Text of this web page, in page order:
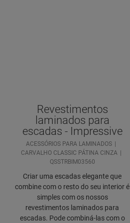
Revestimentos
laminados para
escadas - Impressive
ACESSÓRIOS PARA LAMINADOS
CARVALHO CLASSIC PÁTINA CINZA
QSSTRBIM03560
Criar uma escadas elegante que
combine com o resto do seu interior é
simples com os nossos
revestimentos laminados para
escadas. Pode combiná-las com o